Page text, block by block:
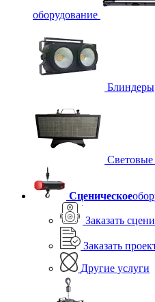
оборудование
Блиндеры
Сценическое
Заказать
Заказать
Другие услуги